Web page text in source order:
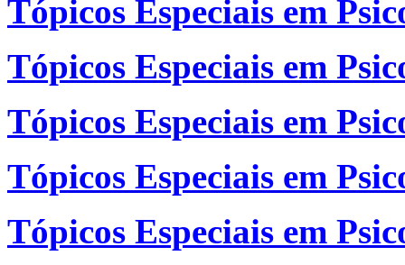
Tópicos Especiais em
Tópicos Especiais em
Tópicos Especiais em
Tópicos Especiais em
Tópicos Especiais em